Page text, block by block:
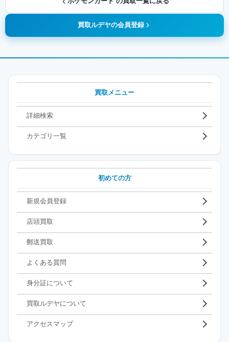
買取ルデヤの会員登録
買取メニュー
詳細検索
カテゴリ一覧
初めての方
新規会員登録
店頭買取
郵送買取
よくある質問
身分証について
買取ルデヤについて
アクセスマップ